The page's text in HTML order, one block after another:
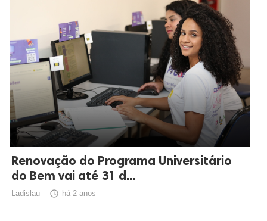
Renovação do Programa Universitário
do Bem vai até 31 d...
Ladislau  há 2 anos